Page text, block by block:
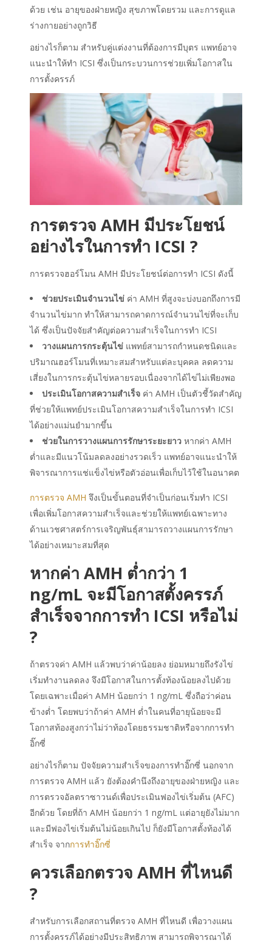
ด้วย เช่น อายุของฝ่ายหญิง สุขภาพโดยรวม และการดูแล
ร่างกายอย่างถูกวิธี
อย่างไรก็ตาม สำหรับคู่แต่งงานที่ต้องการมีบุตร แพทย์อาจ
แนะนำให้ทำ ICSI ซึ่งเป็นกระบวนการช่วยเพิ่มโอกาสใน
การตั้งครรภ์
การตรวจ AMH มีประโยชน์
อย่างไรในการทำ ICSI ?
การตรวจฮอร์โมน AMH มีประโยชน์ต่อการทำ ICSI ดังนี้
ช่วยประเมินจำนวนไข่ ค่า AMH ที่สูงจะบ่งบอกถึงการมี
จำนวนไข่มาก ทำให้สามารถคาดการณ์จำนวนไข่ที่จะเก็บ
ได้ ซึ่งเป็นปัจจัยสำคัญต่อความสำเร็จในการทำ ICSI
วางแผนการกระตุ้นไข่ แพทย์สามารถกำหนดชนิดและ
ปริมาณฮอร์โมนที่เหมาะสมสำหรับแต่ละบุคคล ลดความ
เสี่ยงในการกระตุ้นไข่หลายรอบเนื่องจากได้ไข่ไม่เพียงพอ
ประเมินโอกาสความสำเร็จ ค่า AMH เป็นตัวชี้วัดสำคัญ
ที่ช่วยให้แพทย์ประเมินโอกาสความสำเร็จในการทำ ICSI
ได้อย่างแม่นยำมากขึ้น
ช่วยในการวางแผนการรักษาระยะยาว หากค่า AMH
ต่ำและมีแนวโน้มลดลงอย่างรวดเร็ว แพทย์อาจแนะนำให้
พิจารณาการแช่แข็งไข่หรือตัวอ่อนเพื่อเก็บไว้ใช้ในอนาคต
การตรวจ AMH จึงเป็นขั้นตอนที่จำเป็นก่อนเริ่มทำ ICSI
เพื่อเพิ่มโอกาสความสำเร็จและช่วยให้แพทย์เฉพาะทาง
ด้านเวชศาสตร์การเจริญพันธุ์สามารถวางแผนการรักษา
ได้อย่างเหมาะสมที่สุด
หากค่า AMH ต่ำกว่า 1
ng/mL จะมีโอกาสตั้งครรภ์
สำเร็จจากการทำ ICSI หรือไม่
?
ถ้าตรวจค่า AMH แล้วพบว่าค่าน้อยลง ย่อมหมายถึงรังไข่
เริ่มทำงานลดลง จึงมีโอกาสในการตั้งท้องน้อยลงไปด้วย
โดยเฉพาะเมื่อค่า AMH น้อยกว่า 1 ng/mL ซึ่งถือว่าค่อน
ข้างต่ำ โดยพบว่าถ้าค่า AMH ต่ำในคนที่อายุน้อยจะมี
โอกาสท้องสูงกว่าไม่ว่าท้องโดยธรรมชาติหรือจากการทำ
อิ๊กซี่
อย่างไรก็ตาม ปัจจัยความสำเร็จของการทำอิ๊กซี่ นอกจาก
การตรวจ AMH แล้ว ยังต้องคำนึงถึงอายุของฝ่ายหญิง และ
การตรวจอัลตราซาวนด์เพื่อประเมินฟองไข่เริ่มต้น (AFC)
อีกด้วย โดยที่ถ้า AMH น้อยกว่า 1 ng/mL แต่อายุยังไม่มาก
และมีฟองไข่เริ่มต้นไม่น้อยเกินไป ก็ยังมีโอกาสตั้งท้องได้
สำเร็จ จากการทำอิ๊กซี่
ควรเลือกตรวจ AMH ที่ไหนดี
?
สำหรับการเลือกสถานที่ตรวจ AMH ที่ไหนดี เพื่อวางแผน
การตั้งครรภ์ได้อย่างมีประสิทธิภาพ สามารถพิจารณาได้